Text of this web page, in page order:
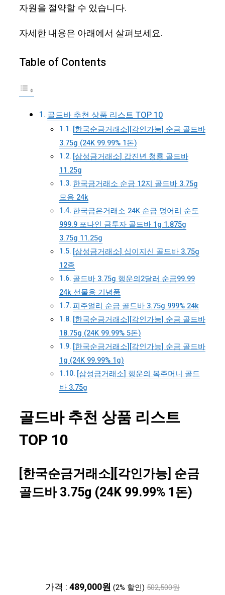
자원을 절약할 수 있습니다.
자세한 내용은 아래에서 살펴보세요.
Table of Contents
골드바 추천 상품 리스트 TOP 10
[한국순금거래소][각인가능] 순금 골드바
3.75g (24K 99.99% 1돈)
[삼성금거래소] 갑진년 청룡 골드바
11.25g
한국금거래소 순금 12지 골드바 3.75g
모음 24k
한국금은거래소 24K 순금 덩어리 순도
999.9 포나인 금투자 골드바 1g 1.875g
3.75g 11.25g
[삼성금거래소] 십이지신 골드바 3.75g
12종
골드바 3.75g 행운의2달러 순금99.99
24k 선물용 기념품
피주얼리 순금 골드바 3.75g 999% 24k
[한국순금거래소][각인가능] 순금 골드바
18.75g (24K 99.99% 5돈)
[한국순금거래소][각인가능] 순금 골드바
1g (24K 99.99% 1g)
[삼성금거래소] 행운의 복주머니 골드
바 3.75g
골드바 추천 상품 리스트
TOP 10
[한국순금거래소][각인가능] 순금
골드바 3.75g (24K 99.99% 1돈)
가격 :489,000원 (2% 할인) 502,500원